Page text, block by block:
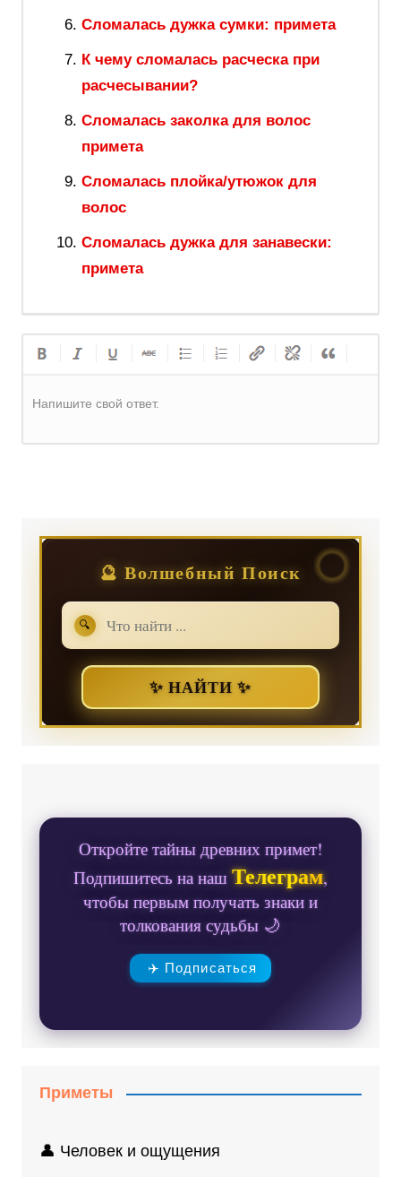
Сломалась дужка сумки: примета
К чему сломалась расческа при
расчесывании?
Сломалась заколка для волос
примета
Сломалась плойка/утюжок для
волос
Сломалась дужка для занавески:
примета
Напишите свой ответ.
🔮 Волшебный Поиск
🔍
✨ НАЙТИ ✨
Откройте тайны древних примет!
Подпишитесь на нашТелеграм,
чтобы первым получать знаки и
толкования судьбы 🌙
✈️ Подписаться
Приметы
👤 Человек и ощущения